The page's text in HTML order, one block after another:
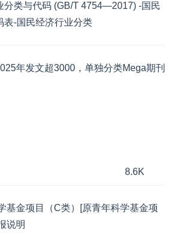
分类与代码 (GB/T 4754—2017) -国民
表-国民经济行业分类
年发文超3000，单独分类Mega期刊
8.6K
基金项目（C类）[原青年科学基金项
说明